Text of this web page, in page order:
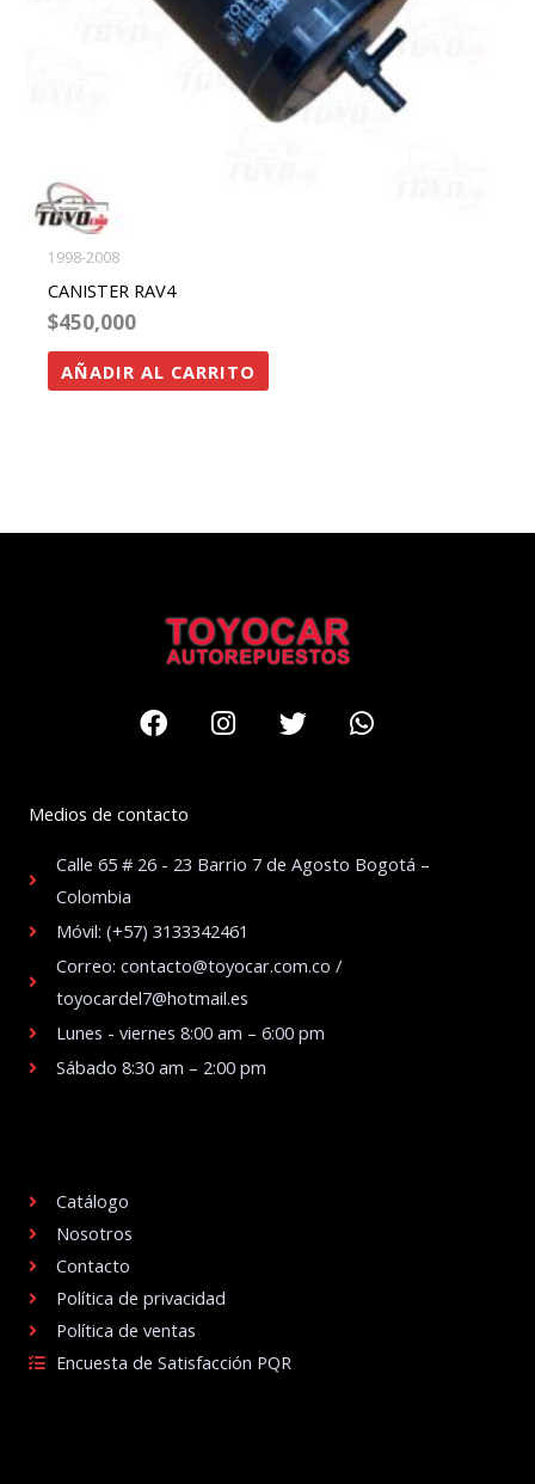
1998-2008
CANISTER RAV4
$450,000
AÑADIR AL CARRITO
FacebookInstagram
TwitterWhatsapp
Medios de contacto
Calle 65 # 26 - 23 Barrio 7 de Agosto Bogotá –
Colombia
Móvil: (+57) 3133342461
Correo: contacto@toyocar.com.co /
toyocardel7@hotmail.es
Lunes - viernes 8:00 am – 6:00 pm
Sábado 8:30 am – 2:00 pm
Catálogo
Nosotros
Contacto
Política de privacidad
Política de ventas
Encuesta de Satisfacción PQR